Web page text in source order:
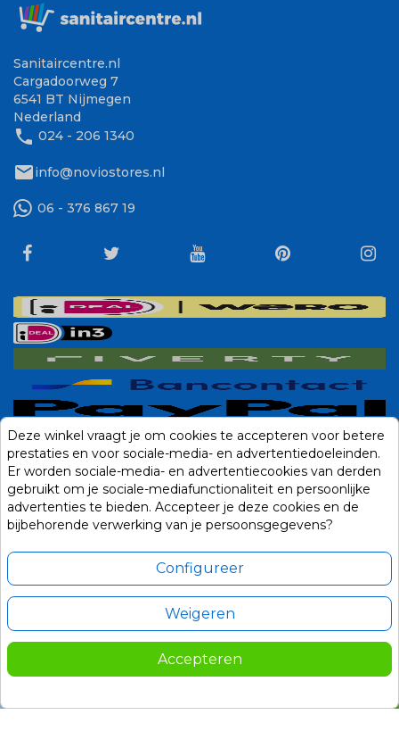
Sanitaircentre.nl
Cargadoorweg 7
6541 BT Nijmegen
Nederland
phone 024 - 206 1340
mailinfo@noviostores.nl
06 - 376 867 19
Deze winkel vraagt je om cookies te accepteren voor betere
prestaties en voor sociale-media- en advertentiedoeleinden.
Er worden sociale-media- en advertentiecookies van derden
gebruikt om je sociale-mediafunctionaliteit en persoonlijke
advertenties te bieden. Accepteer je deze cookies en de
bijbehorende verwerking van je persoonsgegevens?
Configureer
Weigeren
Accepteren